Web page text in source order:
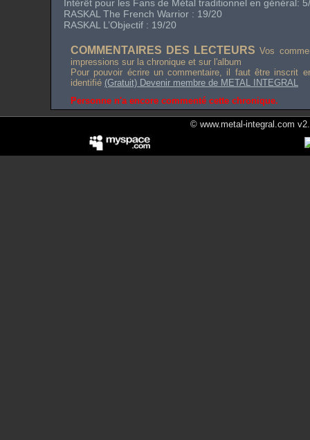
Intérêt pour les Fans de Métal traditionnel en général:
RASKAL The French Warrior : 19/20
RASKAL L’Objectif : 19/20
COMMENTAIRES DES LECTEURS Vos
impressions sur la chronique et sur l'album
Pour pouvoir écrire un commentaire, il faut être inscrit
identifié (Gratuit) Devenir membre de METAL INTEGRAL
Personne n'a encore commenté cette chronique.
© www.metal-integral.com